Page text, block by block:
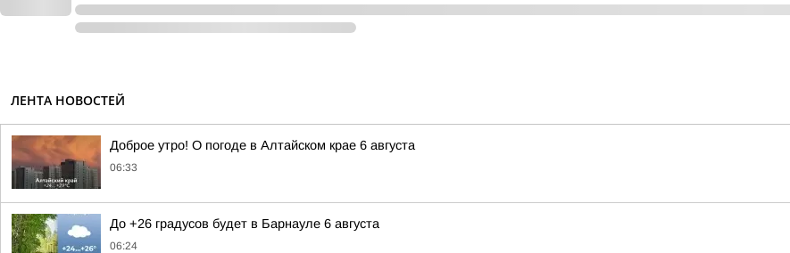
ЛЕНТА НОВОСТЕЙ
Доброе утро! О погоде в Алтайском крае 6 августа
06:33
До +26 градусов будет в Барнауле 6 августа
06:24